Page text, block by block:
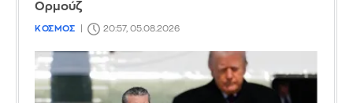
Ορμούζ
ΚΟΣΜΟΣ 20:57, 05.08.2026